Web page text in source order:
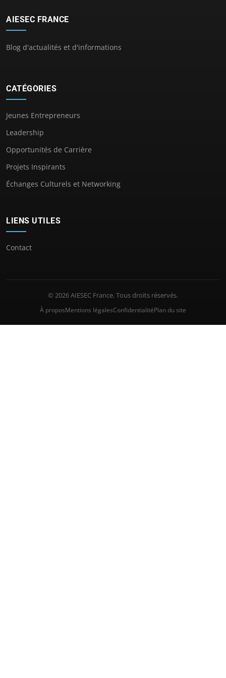
AIESEC FRANCE
Blog d'actualités et d'informations
CATÉGORIES
Jeunes Entrepreneurs
Leadership
Opportunités de Carrière
Projets Inspirants
Échanges Culturels et Networking
LIENS UTILES
Contact
© 2026 AIESEC France. Tous droits réservés.
À proposMentions légalesConfidentialitéPlan du site